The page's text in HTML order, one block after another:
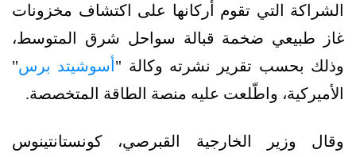
الشراكة التي تقوم أركانها على اكتشاف مخزونات
غاز طبيعي ضخمة قبالة سواحل شرق المتوسط،
وذلك بحسب تقرير نشرته وكالة " أسوشيتد برس"
الأميركية، واطّلعت عليه منصة الطاقة المتخصصة.
وقال وزير الخارجية القبرصي، كونستانتينوس